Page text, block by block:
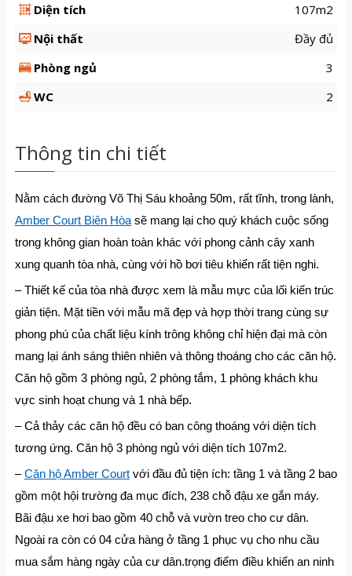
Diện tích
107m2
Nội thất
Đầy đủ
Phòng ngủ
3
WC
2
Thông tin chi tiết
Nằm cách đường Võ Thị Sáu khoảng 50m, rất tĩnh, trong lành,
Amber Court Biên Hòasẽ mang lại cho quý khách cuộc sống
trong không gian hoàn toàn khác với phong cảnh cây xanh
xung quanh tòa nhà, cùng với hồ bơi tiêu khiển rất tiện nghi.
– Thiết kế của tòa nhà được xem là mẫu mực của lối kiến trúc
giản tiện. Mặt tiền với mẫu mã đẹp và hợp thời trang cùng sự
phong phú của chất liệu kính trông không chỉ hiện đại mà còn
mang lại ánh sáng thiên nhiên và thông thoáng cho các căn hộ.
Căn hộ gồm 3 phòng ngủ, 2 phòng tắm, 1 phòng khách khu
vực sinh hoạt chung và 1 nhà bếp.
– Cả thảy các căn hộ đều có ban công thoáng với diện tích
tương ứng. Căn hộ 3 phòng ngủ với diện tích 107m2.
–Căn hộ Amber Courtvới đầu đủ tiện ích: tầng 1 và tầng 2 bao
gồm một hội trường đa mục đích, 238 chỗ đậu xe gắn máy.
Bãi đậu xe hơi bao gồm 40 chỗ và vườn treo cho cư dân.
Ngoài ra còn có 04 cửa hàng ở tầng 1 phục vụ cho nhu cầu
mua sắm hàng ngày của cư dân.trọng điểm điều khiển an ninh